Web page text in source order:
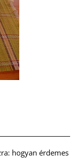
hogyan érdemes